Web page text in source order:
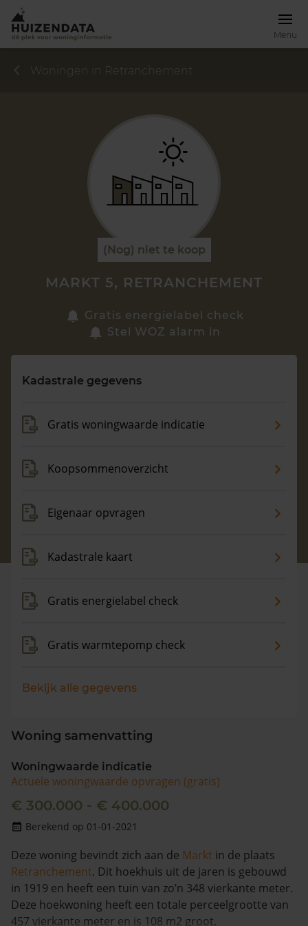
Menu
Zoek een woning
Maandag t/m vrijdag - 08:00 -18:00
Woningen in Retranchement
(Nog) niet te koop
MARKT 5, RETRANCHEMENT
Gratis energielabel check
Stel WOZ alarm in
Kadastrale gegevens
Gratis woningwaarde indicatie
Koopsommenoverzicht
Eigenaar opvragen
Kadastrale kaart
Gratis energielabel check
Gratis warmtepomp check
Bekijk alle gegevens
Woning samenvatting
Woningwaarde indicatie
Actuele woningwaarde opvragen (gratis)
€ 300.000 - € 400.000
Berekend op 01-01-2021
Deze woning bevindt zich aan de Markt in de plaats
Retranchement. Dit hoekhuis uit de jaren is gebouwd
in 1919 en heeft een tuin van zo’n 348 vierkante meter.
Deze hoekwoning heeft een totale perceelgrootte van
457 vierkante meter en is 108 m2 groot.